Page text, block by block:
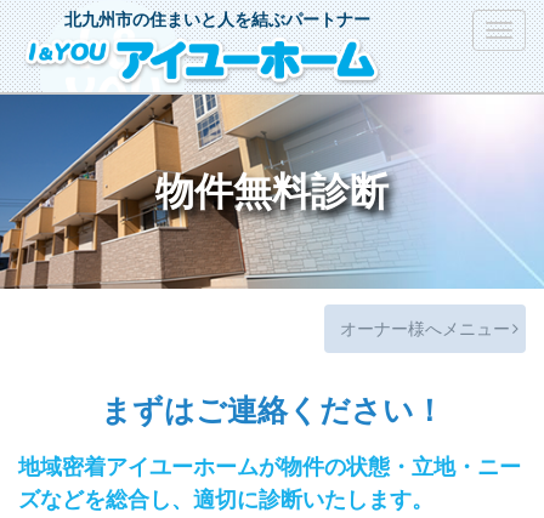
北九州市の住まいと人を結ぶパートナー
物件無料診断
オーナー様へメニュー
まずはご連絡ください！
地域密着アイユーホームが物件の状態・立地・ニー
ズなどを総合し、適切に診断いたします。